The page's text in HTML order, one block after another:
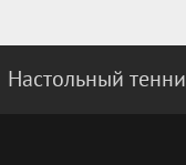
Настольный